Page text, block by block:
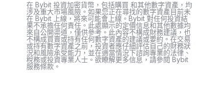
在 Bybit 投資加密貨幣，包括購買 和其他數字資產，均
涉及重大市場風險。如果您正在尋找的數字資產目前未
在 Bybit 上線，將來可能會上線。Bybit 對任何投資結
果不承擔任何責任。此處顯示的定價信息和其他數據均
來自公開渠道，僅供參考。此內容不構成財務建議，也
不構成買賣或持有任何數字資產的建議或要約。在交易
或持有數字資產之前，投資者應仔細評估自己的財務狀
況和風險承受能力，並在適當情況下諮詢專業的法律、
稅務或投資專業人士。欲瞭解更多信息，請參閱 Bybit
服務條款。